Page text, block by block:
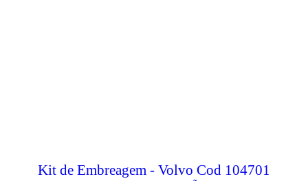
Kit de Embreagem - Volvo Cod 104701